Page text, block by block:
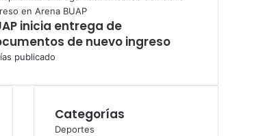
inicia entrega de
de nuevo ingreso
publicado
Categorías
Deportes